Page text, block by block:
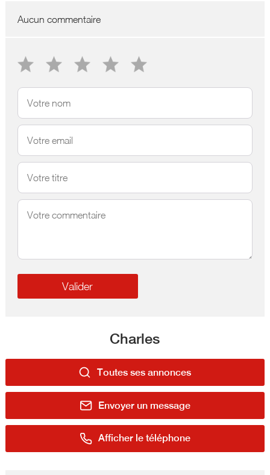
Aucun commentaire
Charles
Toutes ses annonces
Envoyer un message
Afficher le téléphone